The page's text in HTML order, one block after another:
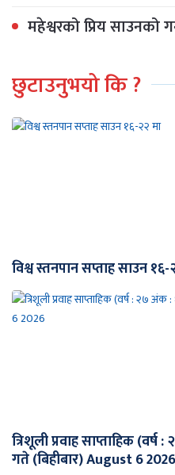
महेश्वरको प्रिय साउनको
छुटाउनुभयो कि ?
विश्व स्तनपान सप्ताह साउन
त्रिशूली प्रवाह साप्ताहिक
गते (बिहीबार) August 6 2026